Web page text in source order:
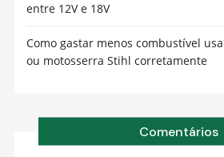
entre 12V e 18V
Como gastar menos combustível
ou motosserra Stihl corretamente
Comentários